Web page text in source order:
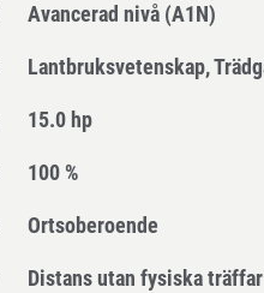
Avancerad nivå (A1N)
Lantbruksvetenskap,
15.0 hp
100 %
Ortsoberoende
Distans utan fysiska träffar